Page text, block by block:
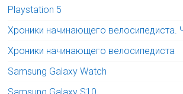
Playstation 5
Хроники начинающего велосипедиста.
Хроники начинающего велосипедиста
Samsung Galaxy Watch